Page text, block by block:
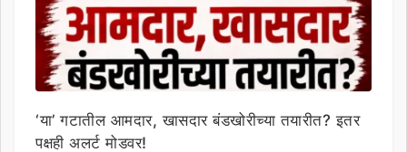
‘या’ गटातील आमदार, खासदार बंडखोरीच्या तयारीत? इतर
पक्षही अलर्ट मोडवर!